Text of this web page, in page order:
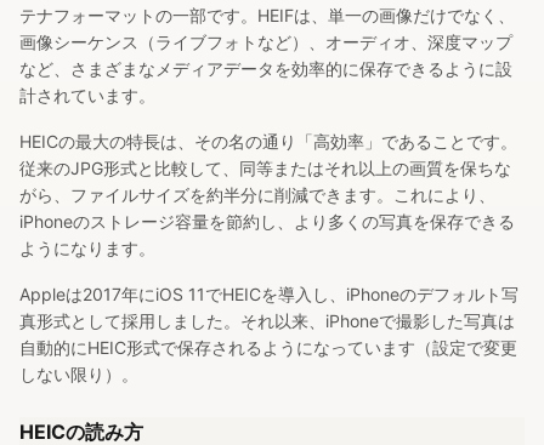
テナフォーマットの一部です。HEIFは、単一の画像だけでなく、
画像シーケンス（ライブフォトなど）、オーディオ、深度マップ
など、さまざまなメディアデータを効率的に保存できるように設
計されています。
HEICの最大の特長は、その名の通り「高効率」であることです。
従来のJPG形式と比較して、同等またはそれ以上の画質を保ちな
がら、ファイルサイズを約半分に削減できます。これにより、
iPhoneのストレージ容量を節約し、より多くの写真を保存できる
ようになります。
Appleは2017年にiOS 11でHEICを導入し、iPhoneのデフォルト写
真形式として採用しました。それ以来、iPhoneで撮影した写真は
自動的にHEIC形式で保存されるようになっています（設定で変更
しない限り）。
HEICの読み方